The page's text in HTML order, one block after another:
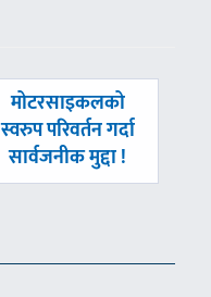
अघिल्लाे
-
मोटरसाइकलको
स्वरुप परिवर्तन गर्दा
सार्वजनीक मुद्दा !